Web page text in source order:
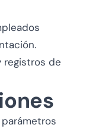
registros de